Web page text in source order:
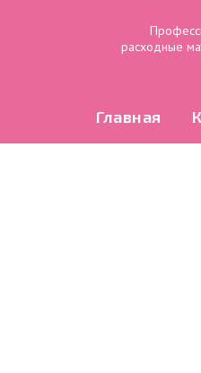
расходные
Главная